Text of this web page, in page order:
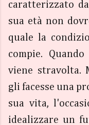
caratterizzato
sua età non
quale la
compie.
viene stravolta.
gli facesse una
sua vita,
idealizzare un